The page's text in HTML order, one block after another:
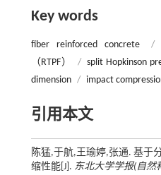
Key words
fiber reinforced concrete /
（RTPF）
/ split Hopkinson
dimension / impact
引用本文
陈猛,于航,王瑜婷,张通. 基于
缩性能[J]. 东北大学学报(自然